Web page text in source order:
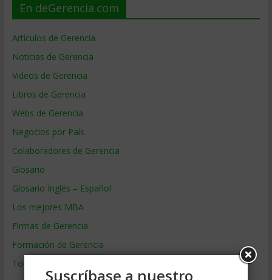
En deGerencia.com
Artículos de Gerencia
Noticias de Gerencia
Videos de Gerencia
Libros de Gerencia
Webs de Gerencia
Negocios por País
Colaboradores de Gerencia
Glosario
Glosario Inglés – Español
Los mejores MBA
Firmas de Gerencia
Formación de Gerencia
Todos los Temas
Suscríbase a nuestro